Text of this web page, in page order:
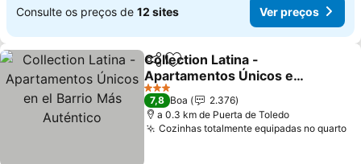
Consulte os preços de 12 sites Ver preços
PartilharAdicionar aos favoritos
Collection Latina -
Apartamentos Únicos en
el Barrio Más Auténtico
Ver preços
3 Estrelas
7,8 Boa
2.376
a 0.3 km de Puerta de Toledo
Cozinhas totalmente equipadas no quarto